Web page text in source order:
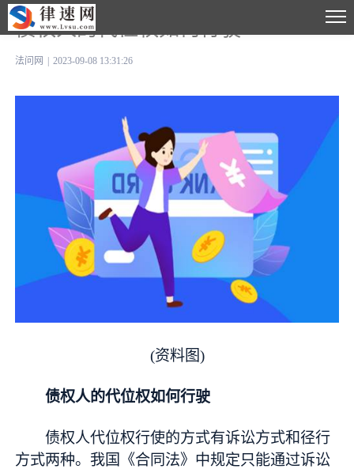
债权人的代位权如何行驶
法问网 2023-09-08 13:31:26
(资料图)
债权人的代位权如何行驶
债权人代位权行使的方式有诉讼方式和径行
方式两种。我国《合同法》中规定只能通过诉讼